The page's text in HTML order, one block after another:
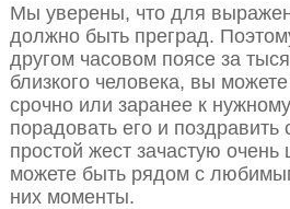
Мы уверены, что для
должно быть преград.
другом часовом поясе за
близкого человека, вы
срочно или заранее к
порадовать его и поздравить
простой жест зачастую очень
можете быть рядом с
них моменты.